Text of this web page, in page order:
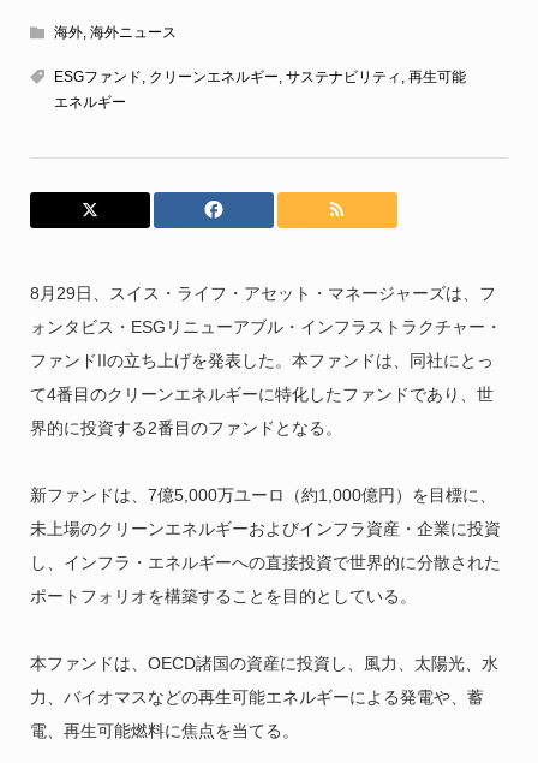
海外, 海外ニュース
ESGファンド, クリーンエネルギー, サステナビリティ , 再生可能
エネルギー
8月29日、スイス・ライフ・アセット・マネージャーズは、フ
ォンタビス・ESGリニューアブル・インフラストラクチャー・
ファンドIIの立ち上げを発表した。本ファンドは、同社にとっ
て4番目のクリーンエネルギーに特化したファンドであり、世
界的に投資する2番目のファンドとなる。
新ファンドは、7億5,000万ユーロ（約1,000億円）を目標に、
未上場のクリーンエネルギーおよびインフラ資産・企業に投資
し、インフラ・エネルギーへの直接投資で世界的に分散された
ポートフォリオを構築することを目的としている。
本ファンドは、OECD諸国の資産に投資し、風力、太陽光、水
力、バイオマスなどの再生可能エネルギーによる発電や、蓄
電、再生可能燃料に焦点を当てる。